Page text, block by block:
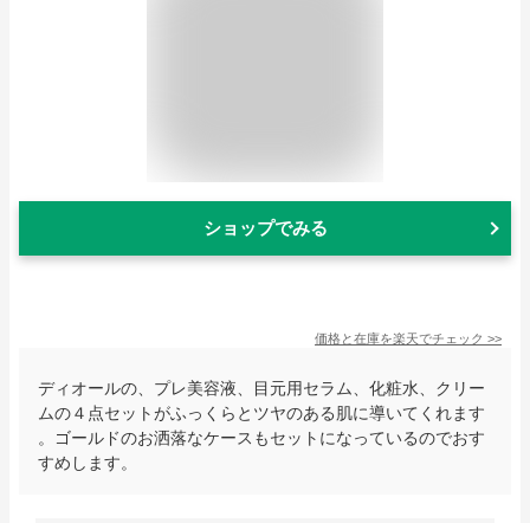
ショップでみる
価格と在庫を楽天でチェック >>
ディオールの、プレ美容液、目元用セラム、化粧水、クリー
ムの４点セットがふっくらとツヤのある肌に導いてくれます
。ゴールドのお洒落なケースもセットになっているのでおす
すめします。